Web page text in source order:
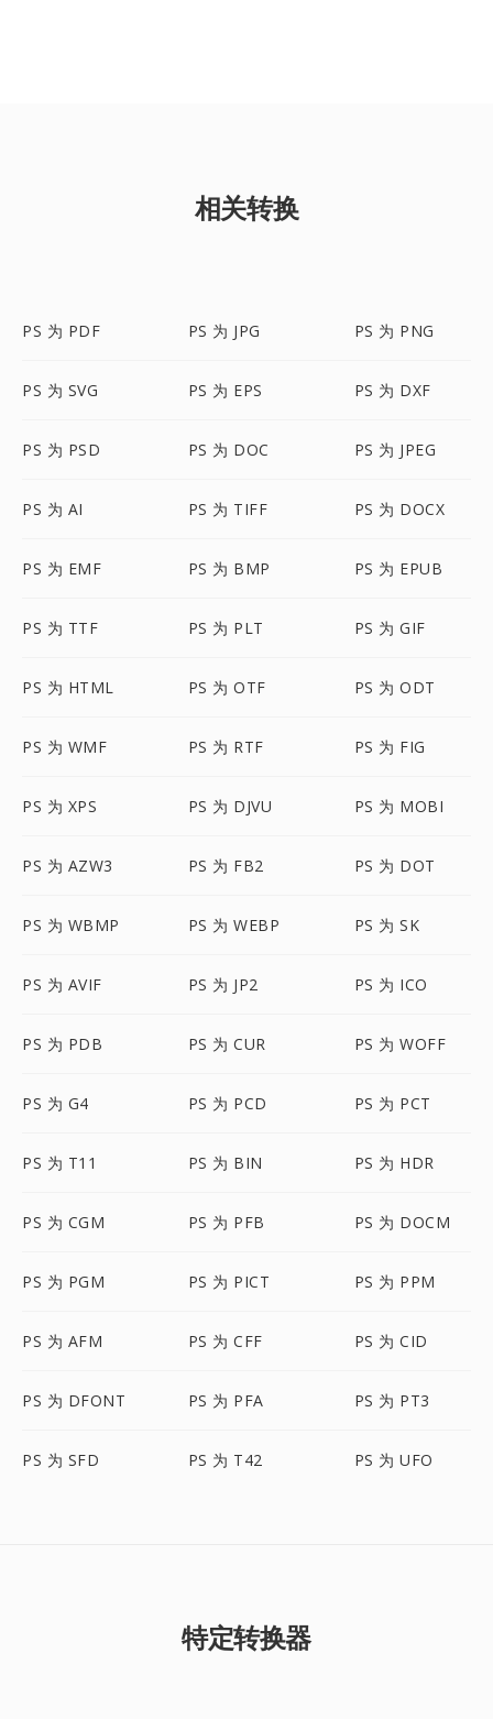
相关转换
PS 为 PDF PS 为 JPG PS 为 PNG
PS 为 SVG PS 为 EPS PS 为 DXF
PS 为 PSD PS 为 DOC PS 为 JPEG
PS 为 AI PS 为 TIFF PS 为 DOCX
PS 为 EMF PS 为 BMP PS 为 EPUB
PS 为 TTF PS 为 PLT PS 为 GIF
PS 为 HTML PS 为 OTF PS 为 ODT
PS 为 WMF PS 为 RTF PS 为 FIG
PS 为 XPS PS 为 DJVU PS 为 MOBI
PS 为 AZW3 PS 为 FB2 PS 为 DOT
PS 为 WBMP PS 为 WEBP PS 为 SK
PS 为 AVIF PS 为 JP2 PS 为 ICO
PS 为 PDB PS 为 CUR PS 为 WOFF
PS 为 G4 PS 为 PCD PS 为 PCT
PS 为 T11 PS 为 BIN PS 为 HDR
PS 为 CGM PS 为 PFB PS 为 DOCM
PS 为 PGM PS 为 PICT PS 为 PPM
PS 为 AFM PS 为 CFF PS 为 CID
PS 为 DFONT PS 为 PFA PS 为 PT3
PS 为 SFD PS 为 T42 PS 为 UFO
特定转换器